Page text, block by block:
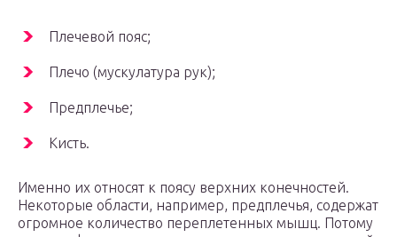
Плечевой пояс;
Плечо (мускулатура рук);
Предплечье;
Кисть.
Именно их относят к поясу верхних конечностей.
Некоторые области, например, предплечья, содержат
огромное количество переплетенных мышц. Потому